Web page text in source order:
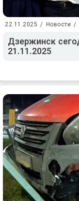
22.11.2025 / Новости /
Дзержинск
21.11.2025